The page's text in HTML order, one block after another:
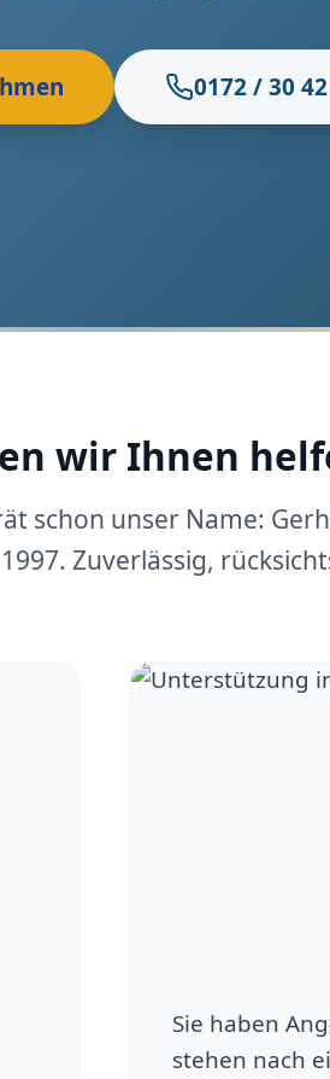
0172 / 30
wir Ihnen
schon unser Name:
Zuverlässig,
Sie haben
stehen nach